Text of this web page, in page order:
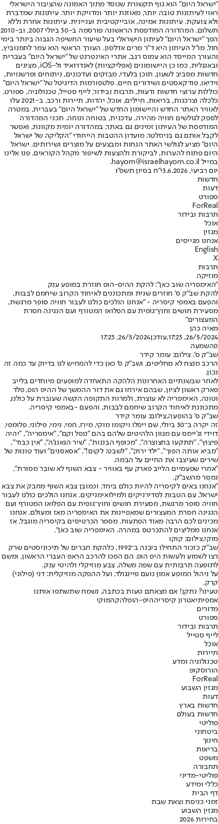
"ישראל היום" הוא גוף תקשורת שנוסד מתוך האמונה שהציבור הישראלי
ראוי לעיתונות טובה יותר, מאוזנת יותר ומדויקת יותר. עיתונות שמדברת
ולא צועקת. עיתונות אמינה, אובייקטיבית ועניינית. עיתונות אחרת וללא
תשלום. המהדורה המודפסת הראשונה פורסמה ב-30 ביולי 2007, וב-2010
הפך "ישראל היום" לעיתון הישראלי בעל שיעור החשיפה הגבוה ביותר בימי
חול. מו"ל העיתון היא ד"ר מרים אדלסון. העורך הראשי הוא עמר לחמנוביץ,
והעורך המייסד הוא עמוס רגב. אתרי האינטרנט של "ישראל היום" בעברית
ובאנגלית, כמו כן היישומונים (אפליקציות) לאנדרואיד ול-iOS, מציגים
חדשות מסביב לשעון, תוכן בלעדי, מבזקים ועדכונים, ניתוחים ופרשנויות,
וידיאו, פודקאסטים ושידורים חיים. פלטפורמות הדיגיטל של "ישראל היום"
כוללות ערוצי חדשות ודעות, תרבות ובידור, לייף סטייל, טכנולוגיה, ספורט,
כלכלה וצרכנות, בריאות, חיילים, אוכל, יהדות, תיירות ורכב. ב-2021 עלו
לאוויר האתר החדש והיישומון החדש של "ישראל היום" בעברית, במטרה
לספק לגולשים חוויה מהירה, עדכנית, בטוחה ונוחה. תכני המהדורה
המודפסת של העיתון זמינים גם באתר, במהדורה יומית מקוונת, ואפשר
לקבל אותם גם בניוזלטר. מועדון ההטבות הייחודי "הקליקה של ישראל
היום" מציע לגולשי האתר הנחות ומבצעים על מוצרים ושירותים. ישראל
היום פתוח להערות, לביקורת ולהצעות לשיפור מקהל הקוראים. פנו אלינו
במייל hayom@israelhayom.co.il.
יום רביעי, 3.6.2026
י"ח בסיון תשפ"ו
חדשות
דעות
ספורט
ForReal
תרבות ובידור
אוכל
מגזין
אנחנו מגייסים
English
X
תרבות
מוזיקה
"האימפריה שוב כאן": להקת ההיפ-הופ חוזרת במופע ענק
להקת שב"ק ס' חוזרים שנית ומתכוננים לאיחוד הקרוב שיחמם לבבות,
והפעם באמפי קיסריה • "אנחנו הולכים כולנו לעבור חוויה סופר מרגשת,
מסעירת חושים וחוץ־גופית עם הפלואו המטורף ועם הנגינה חסרת
המעצורים"
מאיה כהן
26/5/2024, 17:23
,עודכן26/5/2024, 17:23
0השמעה
שב"ק ס'. צילום: עומר קידר
הרכב מנצח לא מחליפים, ושב"ק ס' כאן כדי להמחיש לנו בדיוק עד כמה זה
נכון.
לאחר שבשנתיים האחרונות הלהקה התאחדה למופעים מיוחדים בלייב
פארק ראשון לציון, שבהם אירחו גם את דור ההמשך של ההיפ הופ, פלד
וטונה, האימפריה לא עוצרת, ולמרות התקופה הקשה שעוברת על כולנו,
מתכוננת לאיחוד הקרוב שיחמם לבבות, והפעם -באמפי קיסריה.
שב"ק ס' בהופעה,צילום: עומר קידר
זה יקרה ב־30 ביולי, שם ייפלו ויקומו מוקי, מירו, חמי, נימי, פילוני, פלומפי,
דוידי וג'יימס עם מגוון הלהיטים שלהם בהם "נופל וקם", "אימפריה", "יהיה
פיצוץ", "תתקעו בחצוצרה", "מכופף הבננות", "שיר הגאנג'ה", "אין כבוד",
"מביא אותה הפוך", "ילד ירוק", "לשבט: לקום!", "אסאסנים" ועוד טונות של
שירים שעיצבו את החיים על הבמה.
"אחרי שפעמיים הלייב פארק עף באוויר - צבא השוף לא שובר מסורת",
נמסר מהשב"ק.
"אנחנו באים לקיסריה להיות כולם ביחד, וכמובן צבא השוף מחבק את צבא
ישראל, עם הטבות לסדירניקים ולמילואימניקים. אנחנו הולכים כולנו לעבור
חוויה סופר מרגשת, מסעירת חושים וחוץ־גופית עם הפלואו המטורף ועם
הנגינה חסרת המעצורים שמאפיינות את האימפריה מאז ומעולם. אנחנו
מכינים לכם הרבה מאוד הפתעות. מספר הכרטיסים בקיסריה מוגבל, אז
אנחנו ממליצים להתכרטס במהרה. האימפריה שוב כאן".
מוקי,צילום: קוקו
שב"ק כזכור התחילו ביבנה ב־1992, כלהקת חברים של תיכוניסטים שרק
רצו לשמוע ולעשות היפ הופ. הם הפכו להרכב הראפ העברי הראשון, ומשם
לתופעה תרבותית עם שפה משלה, צבע מוזיקלי ולהיטי ענק.
על ניהול המופע אמון נועם פיינגולד, ועל ההפקה מוזיקלית: דני (פילוני)
קרק.
טעינו? נתקן! אם מצאתם טעות בכתבה, נשמח שתשתפו אותנו
אמפיתיאטרון קיסריההיפ-הופלהקהמוקי
מדורים
ספורט
תרבות ובידור
לייף סטייל
אוכל
תיירות
טכנולוגיה ומדע
הורוסקופ
ForReal
מגזין השבוע
דעות
חדשות בארץ
חדשות בעולם
פוליטי
ביטחוני
חינוך
בריאות
משפט
תחבורה
פוליטי-מדיני
כללי ומידע
דף הבית
זמני כניסת וצאת שבת
מגזין השבוע
בחירות 2026